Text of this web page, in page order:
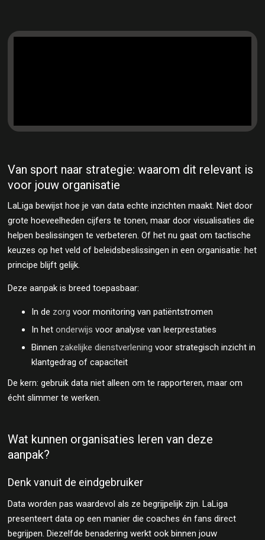
Van sport naar strategie: waarom dit relevant is
voor jouw organisatie
LaLiga bewijst hoe je van data echte inzichten maakt. Niet door
grote hoeveelheden cijfers te tonen, maar door visualisaties die
helpen beslissingen te verbeteren. Of het nu gaat om tactische
keuzes op het veld of beleidsbeslissingen in een organisatie: het
principe blijft gelijk.
Deze aanpak is breed toepasbaar:
In de zorg voor monitoring van patiëntstromen
In het onderwijs voor analyse van leerprestaties
Binnen zakelijke dienstverlening voor strategisch inzicht in
klantgedrag of capaciteit
De kern: gebruik data niet alleen om te rapporteren, maar om
écht slimmer te werken.
Wat kunnen organisaties leren van deze
aanpak?
Denk vanuit de eindgebruiker
Data worden pas waardevol als ze begrijpelijk zijn. LaLiga
presenteert data op een manier die coaches én fans direct
begrijpen. Diezelfde benadering werkt ook binnen jouw